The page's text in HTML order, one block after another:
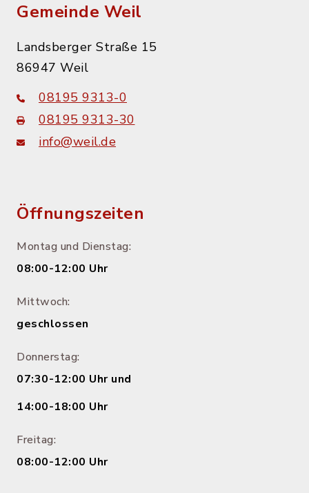
Gemeinde Weil
Landsberger Straße 15
86947 Weil
08195 9313-0
08195 9313-30
info@weil.de
Öffnungszeiten
Montag und Dienstag:
08:00-12:00 Uhr
Mittwoch:
geschlossen
Donnerstag:
07:30-12:00 Uhr und
14:00-18:00 Uhr
Freitag:
08:00-12:00 Uhr